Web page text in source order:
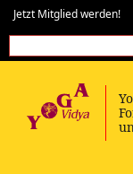
Jetzt Mitglied werden!